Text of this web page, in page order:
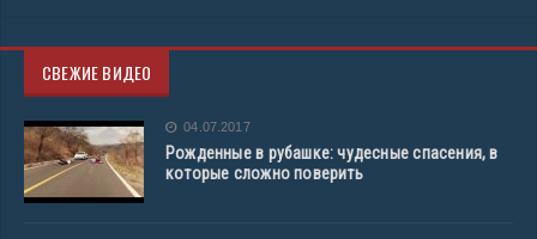
СВЕЖИЕ ВИДЕО
04.07.2017
Рожденные в рубашке: чудесные спасения, в
которые сложно поверить